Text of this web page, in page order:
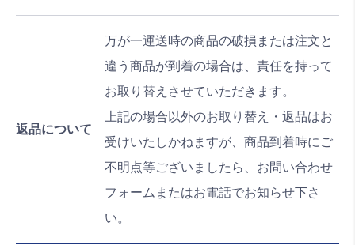
返品について
万が一運送時の商品の破損または注文と
違う商品が到着の場合は、責任を持って
お取り替えさせていただきます。
上記の場合以外のお取り替え・返品はお
受けいたしかねますが、商品到着時にご
不明点等ございましたら、お問い合わせ
フォームまたはお電話でお知らせ下さ
い。